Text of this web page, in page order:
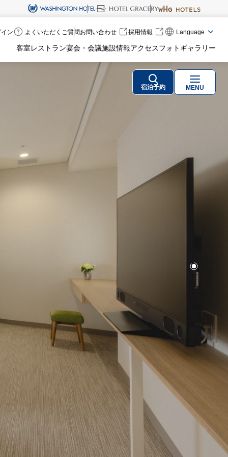
ン よくいただくご質問お問い合わせ 採用情報 Language
客室レストラン宴会・会議施設情報アクセスフォトギャラリー
宿泊予約 MENU